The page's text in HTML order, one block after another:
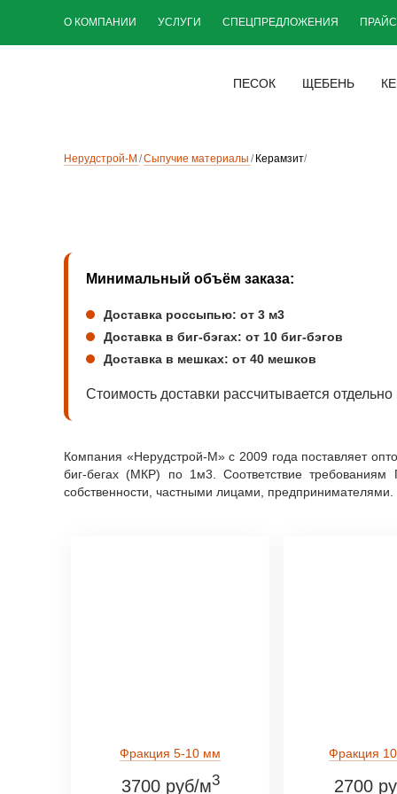
О КОМПАНИИ УСЛУГИ СПЕЦПРЕДЛОЖЕНИЯ
ПЕСОК ЩЕБЕНЬ
Нерудстрой-М Сыпучие материалы Керамзит
Минимальный объём заказа:
Доставка россыпью: от 3 м3
Доставка в биг-бэгах: от 10 биг-бэгов
Доставка в мешках: от 40 мешков
Стоимость доставки рассчитывается
Компания «Нерудстрой-М» с 2009 года поставляет
биг-бегах (МКР) по 1м3. Соответствие
собственности, частными лицами,
Фракция 5-10 мм
3700 руб/м3
Фракция
2700